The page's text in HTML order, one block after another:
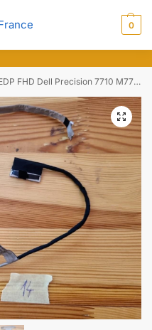
0
FHD Dell Precision 7710 M7710